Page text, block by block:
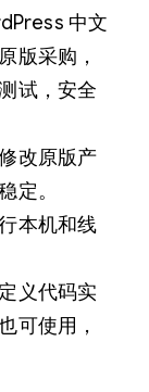
中文
版采购，
试，安全
改原版产
定。
本机和线
义代码实
可使用，